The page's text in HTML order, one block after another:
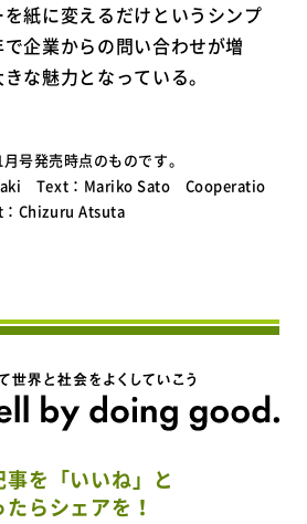
紙に変えるだけというシンプ
企業からの問い合わせが増
な魅力となっている。
号発売時点のものです。
Text：Mariko Sato Cooperatio
Chizuru Atsuta
事を「いいね」と
たらシェアを！